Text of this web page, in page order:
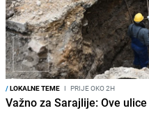
/LOKALNE TEME I PRIJE OKO 2H
Važno za Sarajlije: Ove